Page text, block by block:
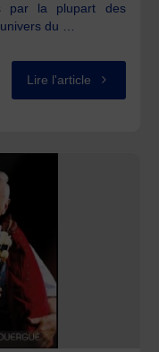
par la plupart des
du …
Lire l'article"Chants